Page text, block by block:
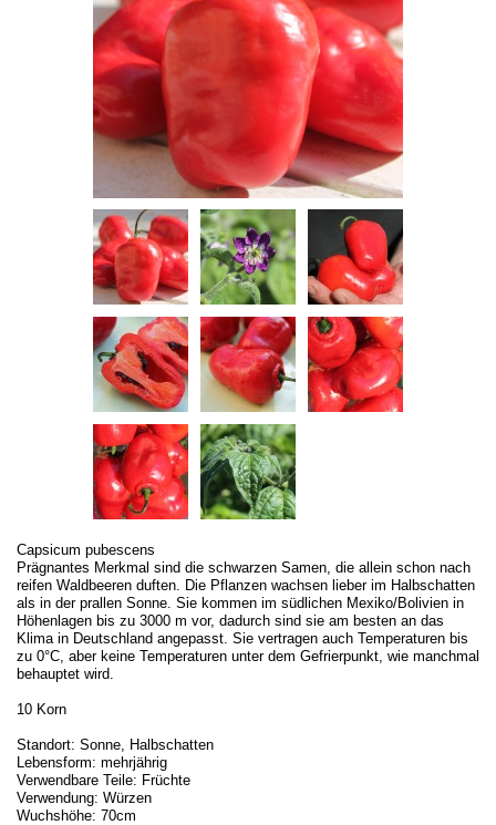
Capsicum pubescens
Prägnantes Merkmal sind die schwarzen Samen, die allein schon nach
reifen Waldbeeren duften. Die Pflanzen wachsen lieber im Halbschatten
als in der prallen Sonne. Sie kommen im südlichen Mexiko/Bolivien in
Höhenlagen bis zu 3000 m vor, dadurch sind sie am besten an das
Klima in Deutschland angepasst. Sie vertragen auch Temperaturen bis
zu 0°C, aber keine Temperaturen unter dem Gefrierpunkt, wie manchmal
behauptet wird.
10 Korn
Standort: Sonne, Halbschatten
Lebensform: mehrjährig
Verwendbare Teile: Früchte
Verwendung: Würzen
Wuchshöhe: 70cm